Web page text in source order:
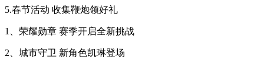
5.春节活动 收集鞭炮领好礼
1、荣耀勋章 赛季开启全新挑战
2、城市守卫 新角色凯琳登场